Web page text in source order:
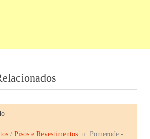
/ Pisos e Revestimentos
Pomerode -